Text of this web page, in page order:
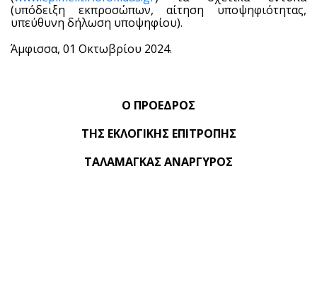
(υπόδειξη εκπροσώπων, αίτηση υποψηφιότητας,
υπεύθυνη δήλωση υποψηφίου).
Άμφισσα, 01 Οκτωβρίου 2024.
Ο ΠΡΟΕΔΡΟΣ
ΤΗΣ ΕΚΛΟΓΙΚΗΣ ΕΠΙΤΡΟΠΗΣ
ΤΑΛΑΜΑΓΚΑΣ ΑΝΑΡΓΥΡΟΣ